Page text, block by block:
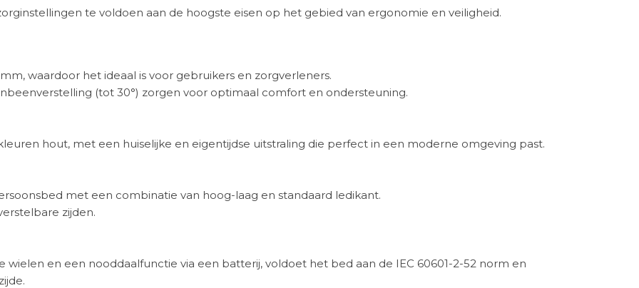
te voldoen aan de hoogste eisen op het gebied van ergonomie en veiligheid.
waardoor het ideaal is voor gebruikers en zorgverleners.
(tot 30°) zorgen voor optimaal comfort en ondersteuning.
hout, met een huiselijke en eigentijdse uitstraling die perfect in een moderne omgeving past.
met een combinatie van hoog-laag en standaard ledikant.
zijden.
en een nooddaalfunctie via een batterij, voldoet het bed aan de IEC 60601-2-52 norm en